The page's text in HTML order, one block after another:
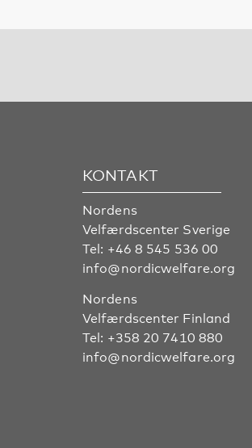
KONTAKT
Nordens
Velfærdscenter Sverige
Tel: +46 8 545 536 00
info@nordicwelfare.org
Nordens
Velfærdscenter Finland
Tel: +358 20 7410 880
info@nordicwelfare.org